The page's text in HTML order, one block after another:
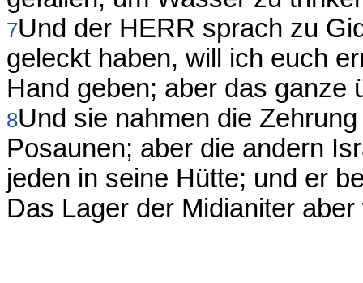
7Und der HERR sprach zu
geleckt haben, will ich euch
Hand geben; aber das ganze
8Und sie nahmen die
Posaunen; aber die andern
jeden in seine Hütte; und er
Das Lager der Midianiter